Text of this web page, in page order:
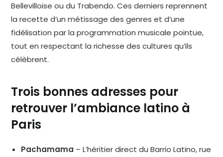
Bellevilloise ou du Trabendo. Ces derniers reprennent
la recette d’un métissage des genres et d’une
fidélisation par la programmation musicale pointue,
tout en respectant la richesse des cultures qu’ils
célèbrent.
Trois bonnes adresses pour
retrouver l’ambiance latino à
Paris
Pachamama – L’héritier direct du Barrio Latino, rue